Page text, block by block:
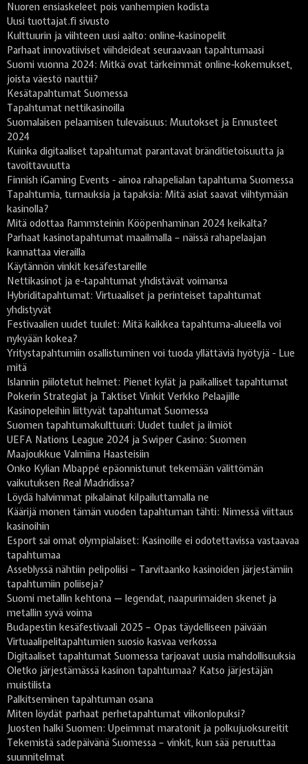
Nuoren ensiaskeleet pois vanhempien kodista
Uusi tuottajat.fi sivusto
Kulttuurin ja viihteen uusi aalto: online-kasinopelit
Parhaat innovatiiviset viihdeideat seuraavaan tapahtumaasi
Suomi vuonna 2024: Mitkä ovat tärkeimmät online-kokemukset,
joista väestö nauttii?
Kesätapahtumat Suomessa
Tapahtumat nettikasinoilla
Suomalaisen pelaamisen tulevaisuus: Muutokset ja Ennusteet
2024
Kuinka digitaaliset tapahtumat parantavat bränditietoisuutta ja
tavoittavuutta
Finnish iGaming Events - ainoa rahapelialan tapahtuma Suomessa
Tapahtumia, turnauksia ja tapaksia: Mitä asiat saavat viihtymään
kasinolla?
Mitä odottaa Rammsteinin Kööpenhaminan 2024 keikalta?
Parhaat kasinotapahtumat maailmalla – näissä rahapelaajan
kannattaa vierailla
Käytännön vinkit kesäfestareille
Nettikasinot ja e-tapahtumat yhdistävät voimansa
Hybriditapahtumat: Virtuaaliset ja perinteiset tapahtumat
yhdistyvät
Festivaalien uudet tuulet: Mitä kaikkea tapahtuma-alueella voi
nykyään kokea?
Yritystapahtumiin osallistuminen voi tuoda yllättäviä hyötyjä - Lue
mitä
Islannin piilotetut helmet: Pienet kylät ja paikalliset tapahtumat
Pokerin Strategiat ja Taktiset Vinkit Verkko Pelaajille
Kasinopeleihin liittyvät tapahtumat Suomessa
Suomen tapahtumakulttuuri: Uudet tuulet ja ilmiöt
UEFA Nations League 2024 ja Swiper Casino: Suomen
Maajoukkue Valmiina Haasteisiin
Onko Kylian Mbappé epäonnistunut tekemään välittömän
vaikutuksen Real Madridissa?
Löydä halvimmat pikalainat kilpailuttamalla ne
Käärijä monen tämän vuoden tapahtuman tähti: Nimessä viittaus
kasinoihin
Esport sai omat olympialaiset: Kasinoille ei odotettavissa vastaavaa
tapahtumaa
Asseblyssä nähtiin pelipoliisi – Tarvitaanko kasinoiden järjestämiin
tapahtumiin poliiseja?
Suomi metallin kehtona — legendat, naapurimaiden skenet ja
metallin syvä voima
Budapestin kesäfestivaali 2025 – Opas täydelliseen päivään
Virtuaalipelitapahtumien suosio kasvaa verkossa
Digitaaliset tapahtumat Suomessa tarjoavat uusia mahdollisuuksia
Oletko järjestämässä kasinon tapahtumaa? Katso järjestäjän
muistilista
Palkitseminen tapahtuman osana
Miten löydät parhaat perhetapahtumat viikonlopuksi?
Juosten halki Suomen: Upeimmat maratonit ja polkujuoksureitit
Tekemistä sadepäivänä Suomessa – vinkit, kun sää peruuttaa
suunnitelmat